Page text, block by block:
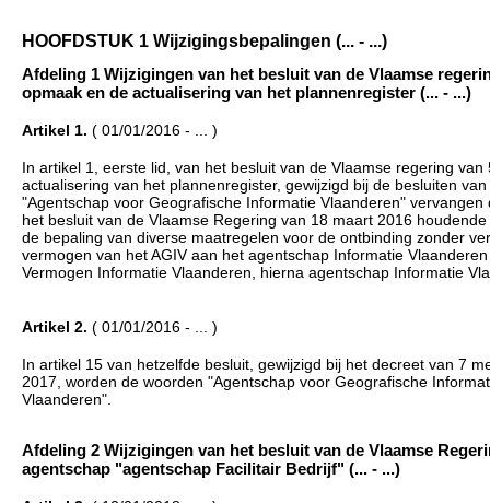
HOOFDSTUK 1 Wijzigingsbepalingen (... - ...)
Afdeling 1 Wijzigingen van het besluit van de Vlaamse
opmaak en de actualisering van het plannenregister (... - ...)
Artikel 1. ( 01/01/2016 - ... )
In artikel 1, eerste lid, van het besluit van de Vlaamse regering
actualisering van het plannenregister, gewijzigd bij de besluiten
"Agentschap voor Geografische Informatie Vlaanderen"
het besluit van de Vlaamse Regering van 18 maart 2016
de bepaling van diverse maatregelen voor de ontbinding zonder
vermogen van het AGIV aan het agentschap Informatie
Vermogen Informatie Vlaanderen, hierna agentschap Informatie
Artikel 2. ( 01/01/2016 - ... )
In artikel 15 van hetzelfde besluit, gewijzigd bij het decreet van 7
2017, worden de woorden "Agentschap voor Geografische
Vlaanderen".
Afdeling 2 Wijzigingen van het besluit van de Vlaamse
agentschap "agentschap Facilitair Bedrijf" (... - ...)